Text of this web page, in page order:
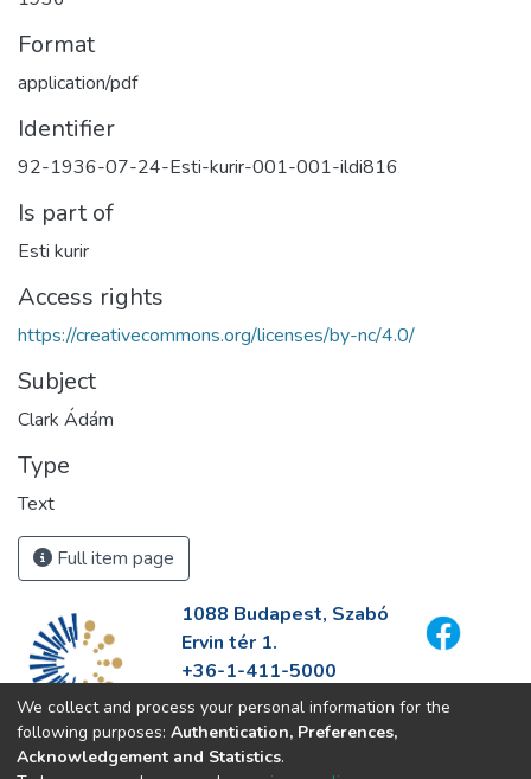
Format
application/pdf
Identifier
92-1936-07-24-Esti-kurir-001-001-ildi816
Is part of
Esti kurir
Access rights
https://creativecommons.org/licenses/by-nc/4.0/
Subject
Clark Ádám
Type
Text
Full item page
1088 Budapest, Szabó
Ervin tér 1.
+36-1-411-5000
info@fszek.hu
https://fszek.hu
We collect and process your personal information for the
following purposes: Authentication, Preferences,
Acknowledgement and Statistics.